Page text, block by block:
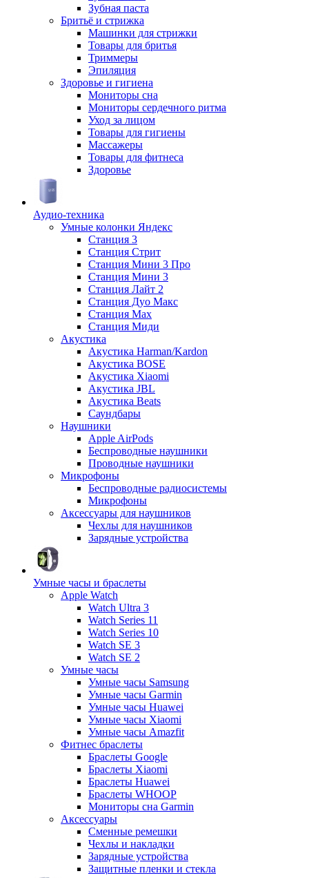
Зубная паста
Бритьё и стрижка
Машинки для стрижки
Товары для бритья
Триммеры
Эпиляция
Здоровье и гигиена
Мониторы сна
Мониторы сердечного ритма
Уход за лицом
Товары для гигиены
Массажеры
Товары для фитнеса
Здоровье
Аудио-техника
Умные колонки Яндекс
Станция 3
Станция Стрит
Станция Мини 3 Про
Станция Мини 3
Станция Лайт 2
Станция Дуо Макс
Станция Max
Станция Миди
Акустика
Акустика Harman/Kardon
Акустика BOSE
Акустика Xiaomi
Акустика JBL
Акустика Beats
Саундбары
Наушники
Apple AirPods
Беспроводные наушники
Проводные наушники
Микрофоны
Беспроводные радиосистемы
Микрофоны
Аксессуары для наушников
Чехлы для наушников
Зарядные устройства
Умные часы и браслеты
Apple Watch
Watch Ultra 3
Watch Series 11
Watch Series 10
Watch SE 3
Watch SE 2
Умные часы
Умные часы Samsung
Умные часы Garmin
Умные часы Huawei
Умные часы Xiaomi
Умные часы Amazfit
Фитнес браслеты
Браслеты Google
Браслеты Xiaomi
Браслеты Huawei
Браслеты WHOOP
Мониторы сна Garmin
Аксессуары
Сменные ремешки
Чехлы и накладки
Зарядные устройства
Защитные пленки и стекла